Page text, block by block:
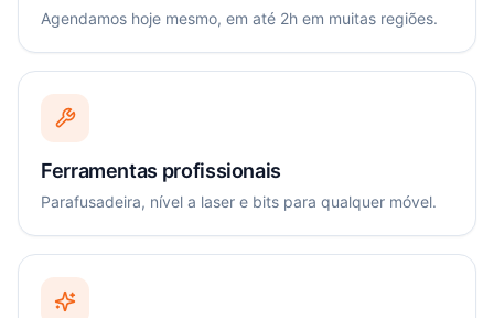
Agendamos hoje mesmo, em até 2h em muitas regiões.
Ferramentas profissionais
Parafusadeira, nível a laser e bits para qualquer móvel.